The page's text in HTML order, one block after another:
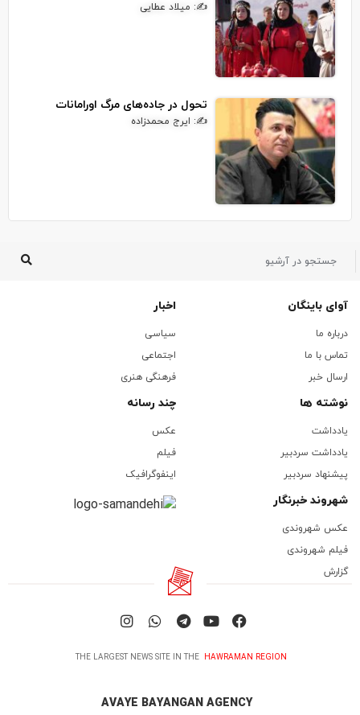
✍: میلاد عطایی
تحول در جاده‌های مرگ اورامانات
✍: ایرج محمدزاده
آوای باینگان
درباره ما
تماس با ما
ارسال خبر
اخبار
سیاسی
اجتماعی
فرهنگی هنری
نوشته ها
یادداشت
یادداشت سردبیر
پیشنهاد سردبیر
چند رسانه
عکس
فیلم
اینفوگرافیک
شهروند خبرنگار
عکس شهروندی
فیلم شهروندی
گزارش
THE LARGEST NEWS SITE IN THE HAWRAMAN REGION
AVAYE BAYANGAN AGENCY